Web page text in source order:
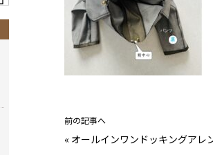
前の記事へ
« オールインワンドッキングアレ